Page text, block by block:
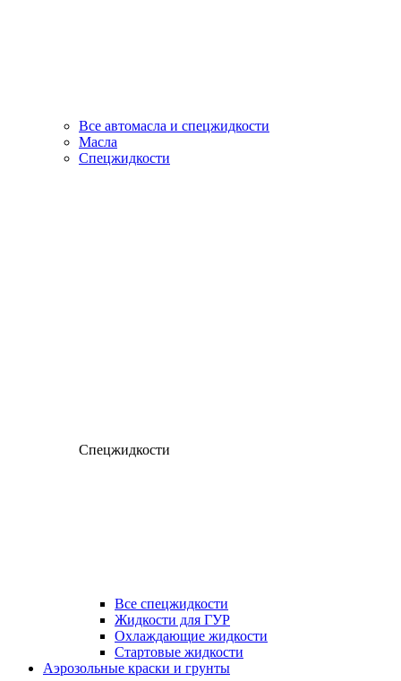
Все автомасла и спецжидкости
Масла
Спецжидкости
Спецжидкости
Все спецжидкости
Жидкости для ГУР
Охлаждающие жидкости
Стартовые жидкости
Аэрозольные краски и грунты